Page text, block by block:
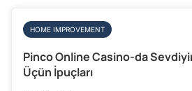
HOME IMPROVEMENT
Pinco Online Casino-da
Üçün İpuçları